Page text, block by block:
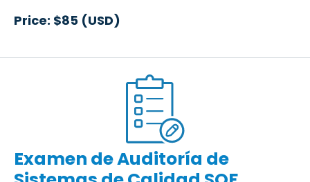
Price: $85 (USD)
Examen de Auditoría de